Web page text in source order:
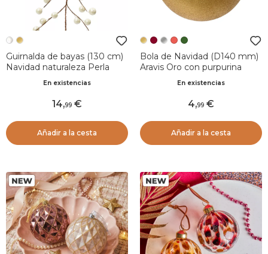
Guirnalda de bayas (130 cm)
Navidad naturaleza Perla
En existencias
14,99
Añadir a la cesta
Bola de Navidad (D140 mm)
Aravis Oro con purpurina
En existencias
4,99
Añadir a la cesta